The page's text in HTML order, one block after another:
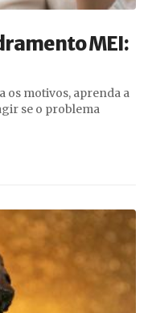
MEI:
os motivos, aprenda a
se o problema